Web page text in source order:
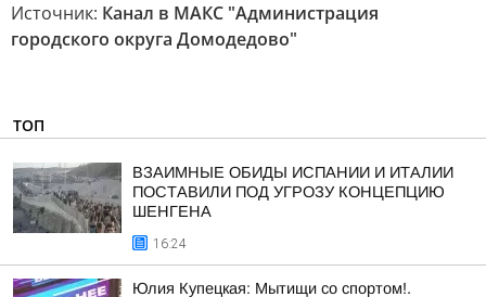
Источник: Канал в МАКС "Администрация
городского округа Домодедово"
ТОП
ВЗАИМНЫЕ ОБИДЫ ИСПАНИИ И ИТАЛИИ
ПОСТАВИЛИ ПОД УГРОЗУ КОНЦЕПЦИЮ
ШЕНГЕНА
16:24
Юлия Купецкая: Мытищи со спортом!.